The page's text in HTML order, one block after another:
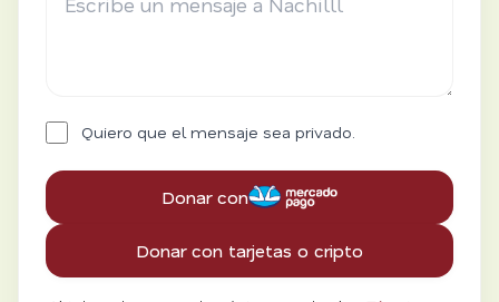
Quiero que el mensaje sea privado.
Donar con
Donar con tarjetas o cripto